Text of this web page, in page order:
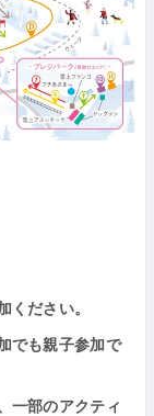
ださい。
でも親子参加で
一部のアクティ